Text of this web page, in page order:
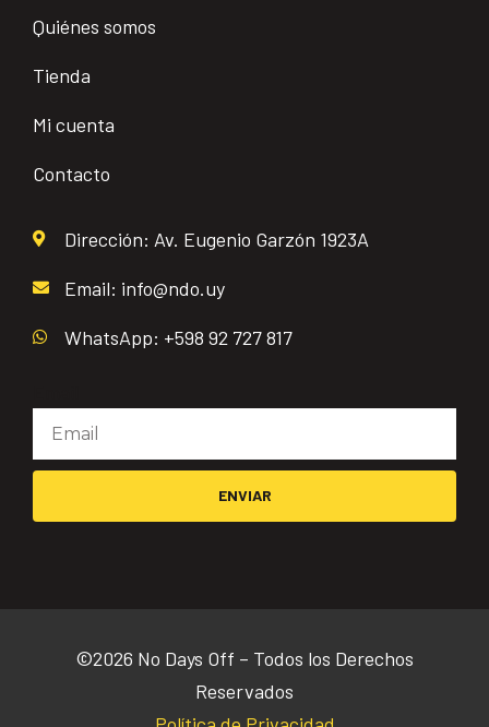
Quiénes somos
Tienda
Mi cuenta
Contacto
Dirección: Av. Eugenio Garzón 1923A
Email: info@ndo.uy
WhatsApp: +598 92 727 817
ENVIAR
©2026 No Days Off – Todos los Derechos
Reservados